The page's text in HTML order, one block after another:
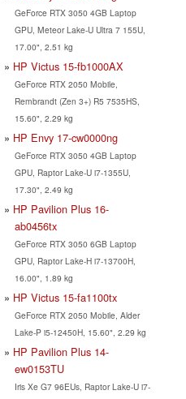
GeForce RTX 3050 4GB Laptop
GPU, Meteor Lake-U Ultra 7 155U,
17.00", 2.51 kg
HP Victus 15-fb1000AX
GeForce RTX 2050 Mobile,
Rembrandt (Zen 3+) R5 7535HS,
15.60", 2.29 kg
HP Envy 17-cw0000ng
GeForce RTX 3050 4GB Laptop
GPU, Raptor Lake-U i7-1355U,
17.30", 2.49 kg
HP Pavilion Plus 16-
ab0456tx
GeForce RTX 3050 6GB Laptop
GPU, Raptor Lake-H i7-13700H,
16.00", 1.89 kg
HP Victus 15-fa1100tx
GeForce RTX 2050 Mobile, Alder
Lake-P i5-12450H, 15.60", 2.29 kg
HP Pavilion Plus 14-
ew0153TU
Iris Xe G7 96EUs, Raptor Lake-U i7-